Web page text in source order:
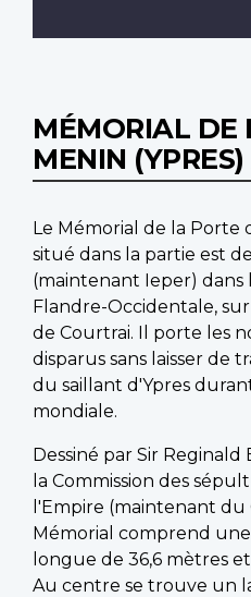
MÉMORIAL DE
MENIN (YPRES)
Le Mémorial de la Porte
situé dans la partie est
(maintenant Ieper) dans
Flandre-Occidentale,
de Courtrai. Il porte les
disparus sans laisser de
du saillant d'Ypres
mondiale.
Dessiné par Sir
la Commission des
l'Empire (maintenant
Mémorial comprend
longue de 36,6 mètres
Au centre se trouve un